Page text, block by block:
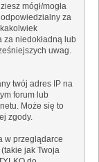
mógł/mogła
odpowiedzialny za
za niedokładną lub
uwag.
twój adres IP na
forum lub
Może się to
zgody.
w przeglądarce
jak Twoja